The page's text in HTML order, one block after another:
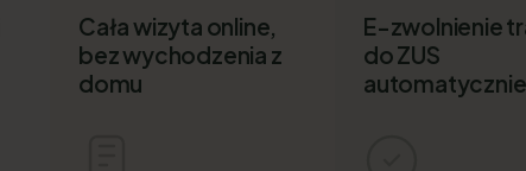
Cała wizyta online,
bez wychodzenia z
domu
E-zwolnienie
do ZUS
automatycznie